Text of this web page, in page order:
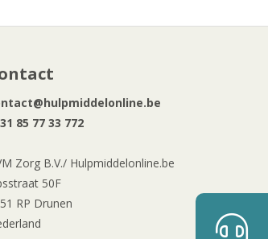
85 77 33 772
Zorg B.V./ Hulpmiddelonline.be
50F
RP Drunen